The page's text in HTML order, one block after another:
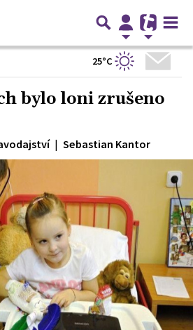
25°C
bylo loni zrušeno
| Sebastian Kantor